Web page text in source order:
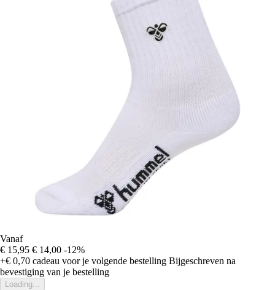
Vanaf
€ 15,95 € 14,00 -12%
+€ 0,70 cadeau voor je volgende bestelling Bijgeschreven na
bevestiging van je bestelling
Loading...